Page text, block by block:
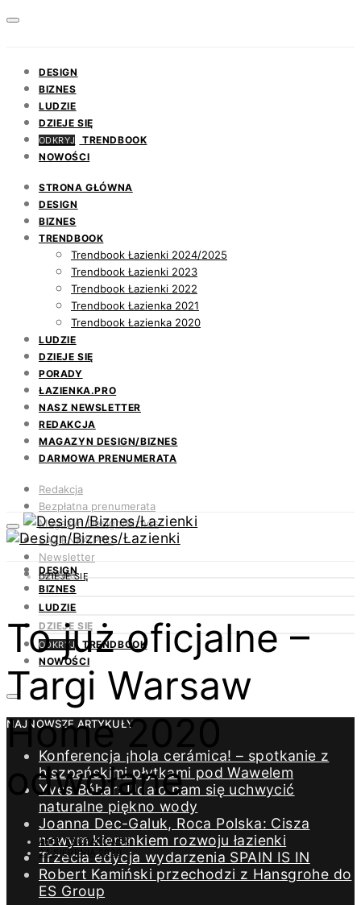
DESIGN
BIZNES
LUDZIE
DZIEJE SIĘ
ODKRYJ
TRENDBOOK
NOWOŚCI
STRONA GŁÓWNA
DESIGN
BIZNES
TRENDBOOK
Trendbook Łazienki 2024/2025
Trendbook Łazienki 2023
Trendbook Łazienki 2022
Trendbook Łazienka 2021
Trendbook Łazienka 2020
LUDZIE
DZIEJE SIĘ
PORADY
ŁAZIENKA.PRO
NASZ NEWSLETTER
REDAKCJA
MAGAZYN DESIGN/BIZNES
DARMOWA PRENUMERATA
Redakcja
Bezpłatna prenumerata
Magazyn Design/Biznes
ŁAZIENKA.PRO
Newsletter
Kontakt
DESIGN
BIZNES
LUDZIE
DZIEJE SIĘ
ODKRYJ TRENDBOOK
NOWOŚCI
NAJNOWSZE ARTYKUŁY
Konferencja ¡hola cerámica! – spotkanie z
hiszpańskimi płytkami pod Wawelem
Yves Béhar: Udało nam się uchwycić
naturalne piękno wody
Joanna Dec-Galuk, Roca Polska: Cisza
nowym kierunkiem rozwoju łazienki
Trzecia edycja wydarzenia SPAIN IS IN
Robert Kamiński przechodzi z Hansgrohe do
ES Group
DZIEJE SIĘ
To już oficjalne –
Targi Warsaw
Home 2020
odwołane
AREK KACZANOWSKI
24 SIERPNIA 2020